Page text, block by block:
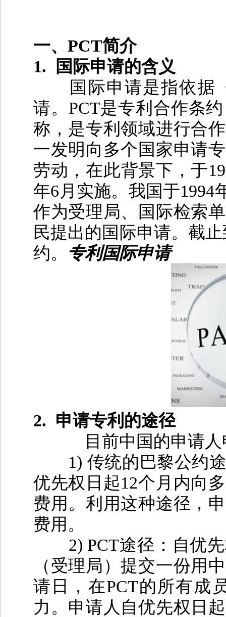
一、 PCT简介
1.
国际申请的含义
国际申请是指依据
请。 PCT是专利合作条
称，是专利领域进行合
一发明向多个国家申请
劳动，在此背景下，于
年6 月实施。我国于1994
作为受理局、国际检索
民提出的国际申请。截
约。 专利国际申请
2. 申请专利的途径
目前中国的申请
1) 传统的巴黎公约
优先权日起12个月内向
费用。利用这种途径，
费用。
2) PCT途径：自优
（受理局）提交一份用
请日，在PCT的所有成
力。申请人自优先权日起